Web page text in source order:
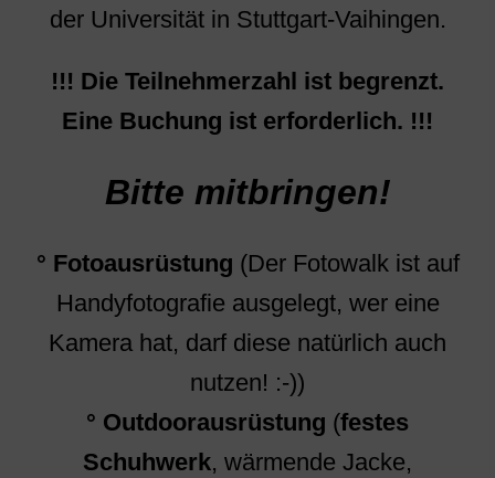
der Universität in Stuttgart-Vaihingen.
!!! Die Teilnehmerzahl ist begrenzt.
Eine Buchung ist erforderlich. !!!
Bitte mitbringen!
° Fotoausrüstung (Der Fotowalk ist auf
Handyfotografie ausgelegt, wer eine
Kamera hat, darf diese natürlich auch
nutzen! :-))
° Outdoorausrüstung (festes
Schuhwerk, wärmende Jacke,